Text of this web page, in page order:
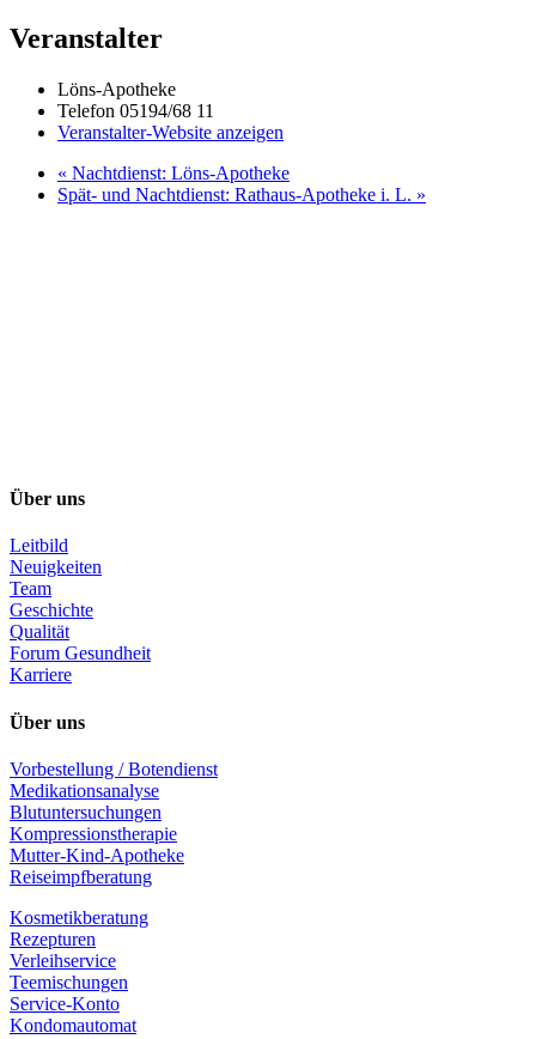
Veranstalter
Löns-Apotheke
Telefon 05194/68 11
Veranstalter-Website anzeigen
« Nachtdienst: Löns-Apotheke
Spät- und Nachtdienst: Rathaus-Apotheke i. L. »
Über uns
Leitbild
Neuigkeiten
Team
Geschichte
Qualität
Forum Gesundheit
Karriere
Über uns
Vorbestellung / Botendienst
Medikationsanalyse
Blutuntersuchungen
Kompressionstherapie
Mutter-Kind-Apotheke
Reiseimpfberatung
Kosmetikberatung
Rezepturen
Verleihservice
Teemischungen
Service-Konto
Kondomautomat